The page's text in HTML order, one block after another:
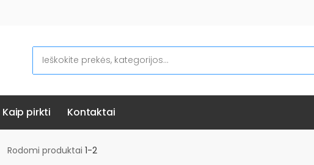
Ieškoti
Kaip pirkti Kontaktai
Rodomi produktai 1-2